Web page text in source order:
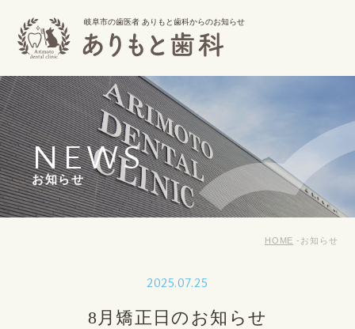
岐阜市の歯医者 ありもと歯科からのお知らせ
NEWS
お知らせ
HOME お知らせ
2025.07.25
8月矯正日のお知らせ